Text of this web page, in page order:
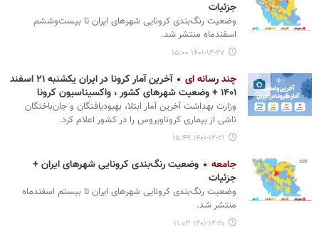
جزئیات
وضعیت رنگ‌بندی کرونایی شهرهای ایران تا بیست‌وششم
اسفندماه منتشر شد.
۱۴۰۱-۱۲-۲۷ ۱۵:۰۰
چند رسانه ای
آخرین آمار کرونا در ایران یکشنبه ۲۱ اسفند
۱۴۰۱ + وضعیت شهرهای کشور ، واکسیناسیون کرونا
وزارت بهداشت آخرین آمار ابتلا، بهبودیافتگان و جان‌باختگان
ناشی از بیماری کروناویروس را در کشور اعلام کرد.
۱۴۰۱-۱۲-۲۱ ۱۵:۴۹
جامعه
وضعیت رنگ‌بندی کرونایی شهرهای ایران +
جزئیات
وضعیت رنگ‌بندی کرونایی شهرهای ایران تا بیستم اسفندماه
منتشر شد.
۱۴۰۱-۱۲-۲۰ ۱۱:۰۳